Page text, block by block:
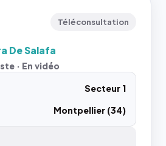
Téléconsultation
De Salafa
· En vidéo
Secteur 1
Montpellier (34)